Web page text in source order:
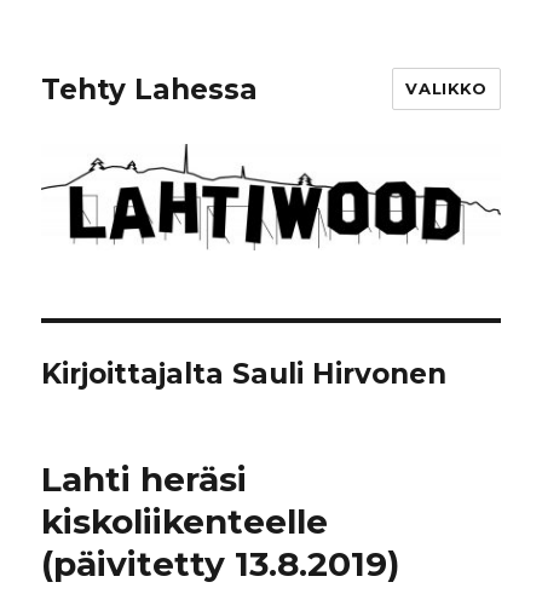
Tehty Lahessa VALIKKO
Kirjoittajalta Sauli Hirvonen
Lahti heräsi
kiskoliikenteelle
(päivitetty 13.8.2019)